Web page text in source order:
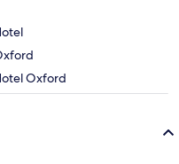
Oxford